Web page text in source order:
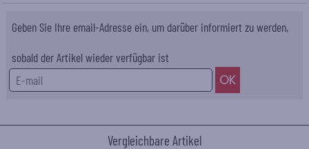
Geben Sie Ihre email-Adresse ein, um darüber informiert zu werden,
sobald der Artikel wieder verfügbar ist
Vergleichbare Artikel